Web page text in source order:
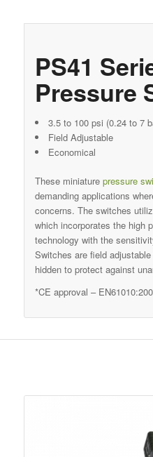
PS41
Pressure
3.5 to 100 psi (0.24 to 7
Field Adjustable
Economical
These miniature pressure
demanding applications
concerns. The switches
which incorporates the high
technology with the
Switches are field
hidden to protect against
*CE approval –